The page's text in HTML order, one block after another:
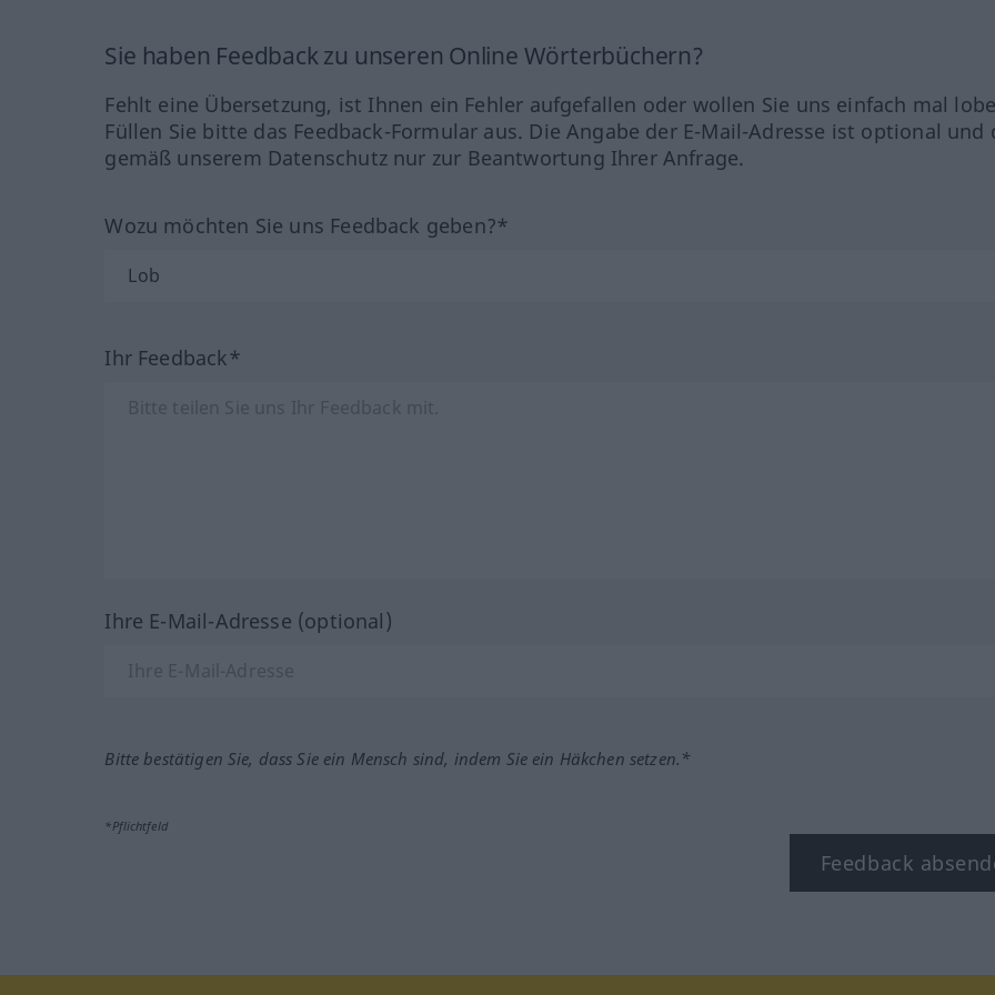
Sie haben Feedback zu unseren Online Wörterbüchern?
Fehlt eine Übersetzung, ist Ihnen ein Fehler aufgefallen oder wollen Sie uns einfach mal
Füllen Sie bitte das Feedback-Formular aus. Die Angabe der E-Mail-Adresse ist optional und
gemäß unserem Datenschutz nur zur Beantwortung Ihrer Anfrage.
Wozu möchten Sie uns Feedback geben?*
Ihr Feedback*
Ihre E-Mail-Adresse (optional)
Bitte bestätigen Sie, dass Sie ein Mensch sind, indem Sie ein Häkchen setzen.*
*Pflichtfeld
Feedback